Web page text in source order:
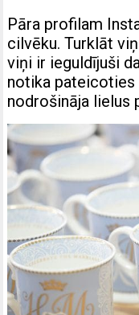
Pāra profilam
cilvēku. Turklāt
viņi ir ieguldījuši
notika pateicoties
nodrošināja lielus